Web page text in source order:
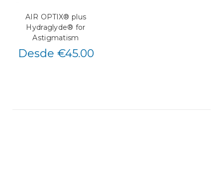
AIR OPTIX® plus
Hydraglyde® for
Astigmatism
Desde €45.00